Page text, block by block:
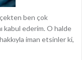
ben çok
kabul ederim. O halde
iman etsinler ki,